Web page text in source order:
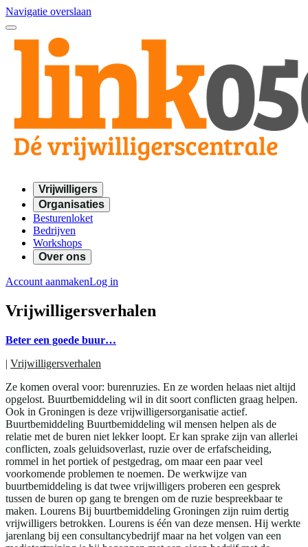
Navigatie overslaan
Vrijwilligers
Organisaties
Besturenloket
Bedrijven
Workshops
Over ons
Account aanmakenLog in
Vrijwilligersverhalen
Beter een goede buur…
| Vrijwilligersverhalen
Ze komen overal voor: burenruzies. En ze worden helaas niet altijd
opgelost. Buurtbemiddeling wil in dit soort conflicten graag helpen.
Ook in Groningen is deze vrijwilligersorganisatie actief.
Buurtbemiddeling Buurtbemiddeling wil mensen helpen als de
relatie met de buren niet lekker loopt. Er kan sprake zijn van allerlei
conflicten, zoals geluidsoverlast, ruzie over de erfafscheiding,
rommel in het portiek of pestgedrag, om maar een paar veel
voorkomende problemen te noemen. De werkwijze van
buurtbemiddeling is dat twee vrijwilligers proberen een gesprek
tussen de buren op gang te brengen om de ruzie bespreekbaar te
maken. Lourens Bij buurtbemiddeling Groningen zijn ruim dertig
vrijwilligers betrokken. Lourens is één van deze mensen. Hij werkte
jarenlang bij een consultancybedrijf maar na het volgen van een